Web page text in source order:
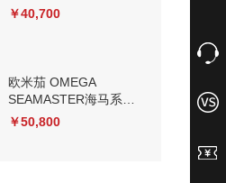
434.10.34.20.05.001 机
￥40,700
欧米茄 OMEGA
SEAMASTER海马系列
220.10.41.21.03.004 机
￥50,800